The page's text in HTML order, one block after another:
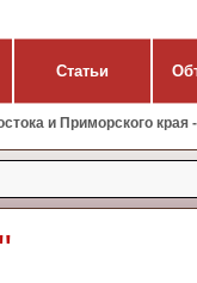
Статьи
и Приморского края